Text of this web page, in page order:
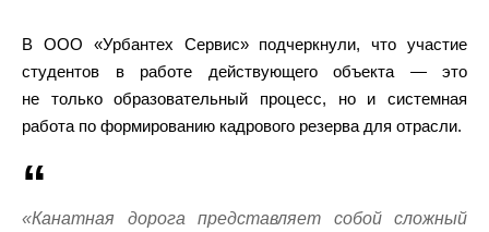
В ООО «Урбантех Сервис» подчеркнули, что участие
студентов в работе действующего объекта — это
не только образовательный процесс, но и системная
работа по формированию кадрового резерва для отрасли.
«Канатная дорога представляет собой сложный